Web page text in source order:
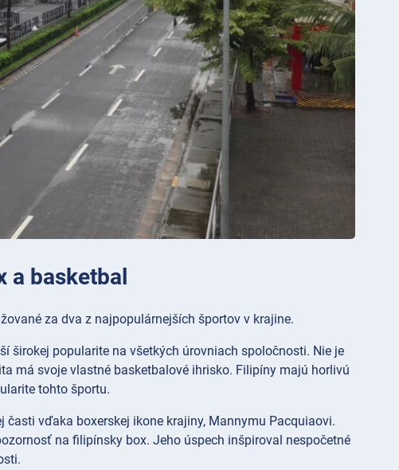
basketbal
za dva z najpopulárnejších športov v krajine.
širokej popularite na všetkých úrovniach spoločnosti. Nie je
má svoje vlastné basketbalové ihrisko. Filipíny majú horlivú
tohto športu.
vďaka boxerskej ikone krajiny, Mannymu Pacquiaovi.
na filipínsky box. Jeho úspech inšpiroval nespočetné